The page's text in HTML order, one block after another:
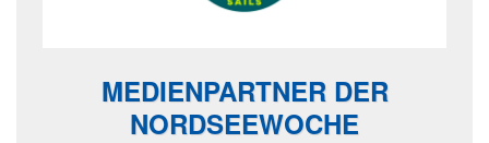
MEDIENPARTNER DER
NORDSEEWOCHE